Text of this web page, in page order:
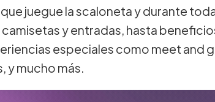
juegue la scaloneta y durante
y entradas, hasta
especiales como meet and
y mucho más.